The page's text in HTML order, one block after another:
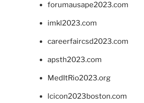
forumausape2023.com
imkl2023.com
careerfaircsd2023.com
apsth2023.com
MedItRio2023.org
lcicon2023boston.com